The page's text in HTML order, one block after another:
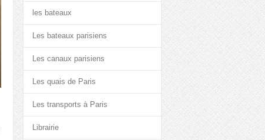
les bateaux
Les bateaux parisiens
Les canaux parisiens
Les quais de Paris
Les transports à Paris
Librairie